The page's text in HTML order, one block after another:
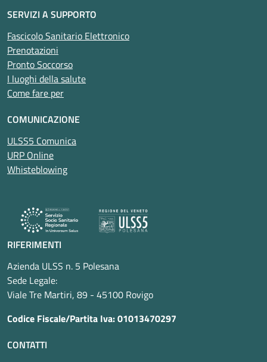
SERVIZI A SUPPORTO
Fascicolo Sanitario Elettronico
Prenotazioni
Pronto Soccorso
I luoghi della salute
Come fare per
COMUNICAZIONE
ULSS5 Comunica
URP Online
Whisteblowing
RIFERIMENTI
Azienda ULSS n. 5 Polesana
Sede Legale:
Viale Tre Martiri, 89 - 45100 Rovigo
Codice Fiscale/Partita Iva: 01013470297
CONTATTI